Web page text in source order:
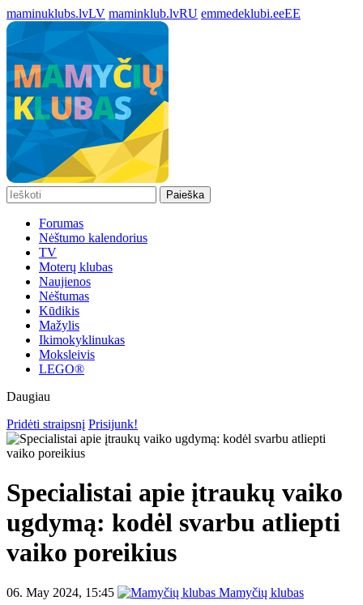
maminuklubs.lvLV maminklub.lvRU emmedeklubi.eeEE
Paieška
Forumas
Nėštumo kalendorius
TV
Moterų klubas
Naujienos
Nėštumas
Kūdikis
Mažylis
Ikimokyklinukas
Moksleivis
LEGO®
Daugiau
Pridėti straipsnį Prisijunk!
Specialistai apie įtraukų vaiko
ugdymą: kodėl svarbu atliepti
vaiko poreikius
06. May 2024, 15:45
Mamyčių klubas